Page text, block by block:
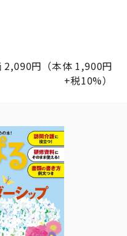
円（本体 1,900円
+税10%）